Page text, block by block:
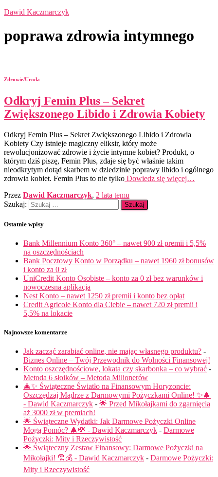
Dawid Kaczmarczyk
poprawa zdrowia intymnego
Zdrowie/Uroda
Odkryj Femin Plus – Sekret
Zwiększonego Libido i Zdrowia Kobiety
Odkryj Femin Plus – Sekret Zwiększonego Libido i Zdrowia
Kobiety Czy istnieje magiczny eliksir, który może
rewolucjonizować zdrowie i życie intymne kobiet? Produkt, o
którym dziś piszę, Femin Plus, zdaje się być właśnie takim
nieodkrytym dotąd skarbem w dziedzinie poprawy libido i ogólnego
zdrowia kobiet. Femin Plus to nie tylko Dowiedz się więcej…
Przez Dawid Kaczmarczyk, 2 lata temu
Szukaj:
Ostatnie wpisy
Bank Millennium Konto 360° – nawet 900 zł premii i 5,5%
na oszczędnościach
Bank Pocztowy Konto w Porządku – nawet 1960 zł bonusów
i konto za 0 zł
UniCredit Konto Osobiste – konto za 0 zł bez warunków i
nowoczesna aplikacja
Nest Konto – nawet 1250 zł premii i konto bez opłat
Credit Agricole Konto dla Ciebie – nawet 720 zł premii i
5,5% na lokacie
Najnowsze komentarze
Jak zacząć zarabiać online, nie mając własnego produktu? -
Biznes Online – Twój Przewodnik do Wolności Finansowej!
Konto oszczędnościowe, lokata czy skarbonka – co wybrać -
Metoda 6 słoików – Metoda Milionerów
🎄✨ Świąteczne Światło na Finansowym Horyzoncie:
Oszczędzaj Mądrze z Darmowymi Pożyczkami Online! ✨🎄
- Dawid Kaczmarczyk - 🌟 Przed Mikołajkami do zgarnięcia
aż 3000 zł w premiach!
🌟 Świąteczne Wydatki: Jak Darmowe Pożyczki Online
Mogą Pomóc? 🎄💸 - Dawid Kaczmarczyk - Darmowe
Pożyczki: Mity i Rzeczywistość
🌟 Świąteczny Zestaw Finansowy: Darmowe Pożyczki na
Mikołajki! 🎅💰 - Dawid Kaczmarczyk - Darmowe Pożyczki:
Mity i Rzeczywistość